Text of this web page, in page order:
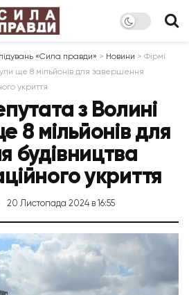
«Сила правди» > Новини > Фірмі
ще 8 мільйонів для завершення
укриття
з Волині
8 мільйонів для
будівництва
укриття
20 Листопада 2024 в 16:55